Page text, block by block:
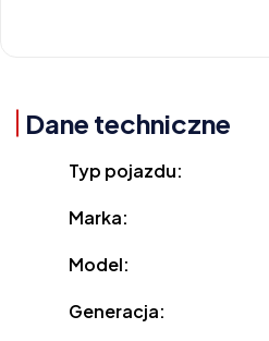
Dane techniczne
Typ pojazdu:
Marka:
Model:
Generacja: